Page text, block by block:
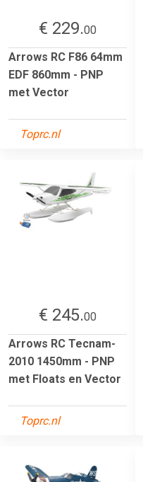
€ 229.00
Arrows RC F86 64mm
EDF 860mm - PNP
met Vector
Toprc.nl
€ 245.00
Arrows RC Tecnam-
2010 1450mm - PNP
met Floats en Vector
Toprc.nl